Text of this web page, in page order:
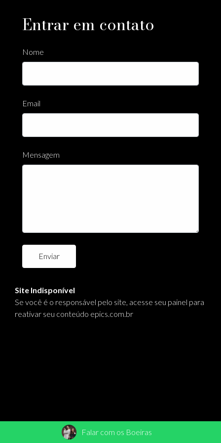
Entrar em contato
Nome
Email
Mensagem
Enviar
Site Indisponível
Se você é o responsável pelo site, acesse seu painel para
reativar seu conteúdo epics.com.br
Falar com os Boeiras